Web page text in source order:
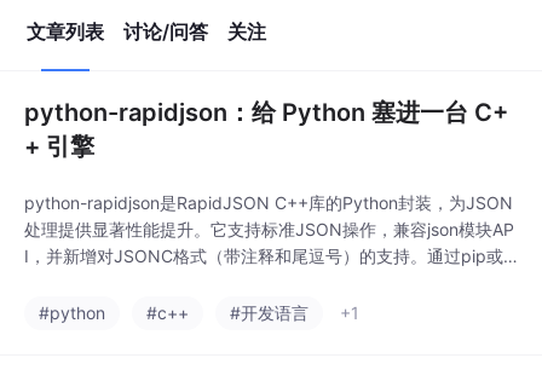
文章列表 讨论/问答 关注
python-rapidjson：给 Python 塞进一台 C+
+ 引擎
python-rapidjson是RapidJSON C++库的Python封装，为JSON
处理提供显著性能提升。它支持标准JSON操作，兼容json模块AP
I，并新增对JSONC格式（带注释和尾逗号）的支持。通过pip或c
该库在API设计上优先考虑性能而非完全兼容性，适合高频JSON
#python #c++ #开发语言 +1